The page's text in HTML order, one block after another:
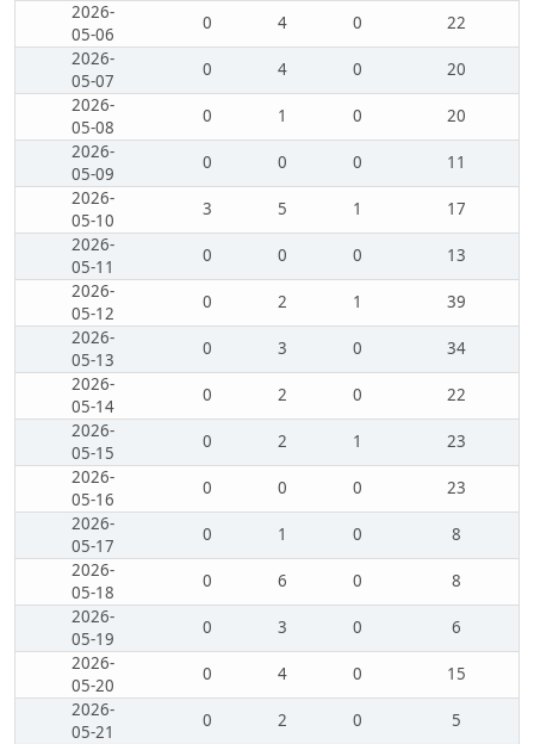
2026-
05-06
0 4 0
22
2026-
05-07
0 4 0
20
2026-
05-08
0 1 0
20
2026-
05-09
0 0 0
11
2026-
05-10
3 5 1
17
2026-
05-11
0 0 0
13
2026-
05-12
0 2 1
39
2026-
05-13
0 3 0
34
2026-
05-14
0 2 0
22
2026-
05-15
0 2 1
23
2026-
05-16
0 0 0
23
2026-
05-17
0 1 0
8
2026-
05-18
0 6 0
8
2026-
05-19
0 3 0
6
2026-
05-20
0 4 0
15
2026-
05-21
0 2 0
5